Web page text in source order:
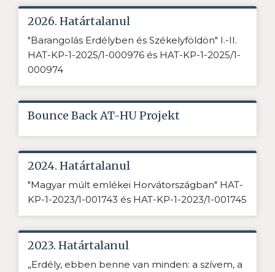
2026. Határtalanul
"Barangolás Erdélyben és Székelyföldön" I.-II.
HAT-KP-1-2025/1-000976 és HAT-KP-1-2025/1-
000974
Bounce Back AT-HU Projekt
2024. Határtalanul
"Magyar múlt emlékei Horvátországban" HAT-
KP-1-2023/1-001743 és HAT-KP-1-2023/1-001745
2023. Határtalanul
„Erdély, ebben benne van minden: a szívem, a